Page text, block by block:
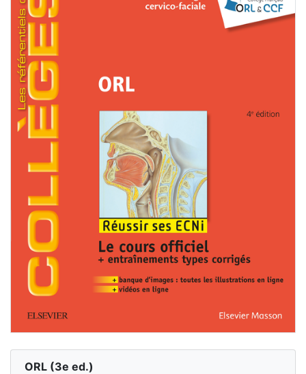
ORL (3e ed.)